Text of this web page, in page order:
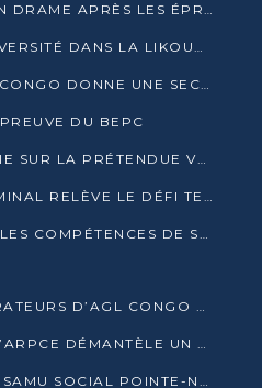
SIBITI : 6 MORTS DANS UN DRAME APRÈS LES ÉPREUVES DU BEPC
LA CRÉATION D’UNE UNIVERSITÉ DANS LA LIKOUALA AU CŒUR D’UNE RÉFLEXION NATIONALE
ÉCONOMIE VERTE : AGL CONGO DONNE UNE SECONDE VIE À SES DÉCHETS INDUSTRIELS
DU BEPC
ALERTE À L’ESCROQUERIE SUR LA PRÉTENDUE VENTE DE PARCELLES AFAT
MÔLE EST : CONGO TERMINAL RELÈVE LE DÉFI TECHNIQUE DES SABLES BITUMINEUX
AGL CONGO RENFORCE LES COMPÉTENCES DE SES ÉQUIPES AVEC LA CERTIFICATION CACES® R483
EN FORMATION JUSQU’EN JUILLET
FRAUDE À LA SIMBOX : L’ARPCE DÉMANTÈLE UN RÉSEAU UTILISANT DES CARTES SIM OUGANDAISES
CONGO TERMINAL ET LE SAMU SOCIAL POINTE-NOIRE RENOUVELLENT LEUR PARTENARIAT EN FAVEUR DES JEUNES VULNÉRABLES